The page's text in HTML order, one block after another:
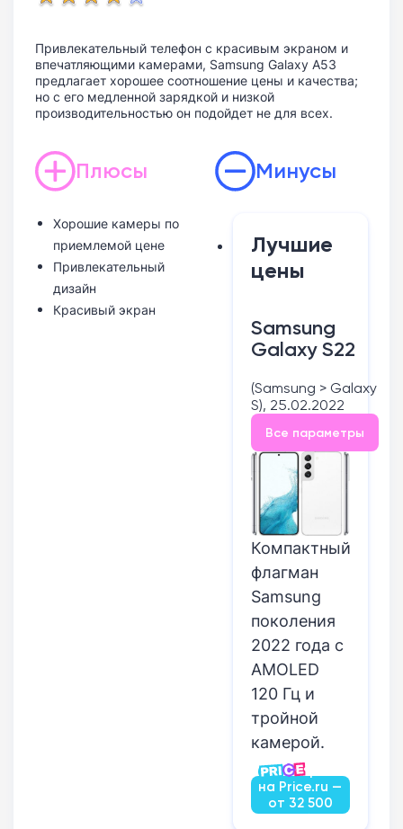
Привлекательный телефон с красивым экраном и
впечатляющими камерами, Samsung Galaxy A53
предлагает хорошее соотношение цены и качества;
но с его медленной зарядкой и низкой
производительностью он подойдет не для всех.
Плюсы
Хорошие камеры по
приемлемой цене
Привлекательный
дизайн
Красивый экран
Минусы
Лучшие
цены
Samsung
Galaxy S22
(Samsung > Galaxy
S), 25.02.2022
Все параметры
Компактный
флагман
Samsung
поколения
2022 года с
AMOLED
120 Гц и
тройной
камерой.
Посмотреть
на Price.ru —
от 32 500
руб.